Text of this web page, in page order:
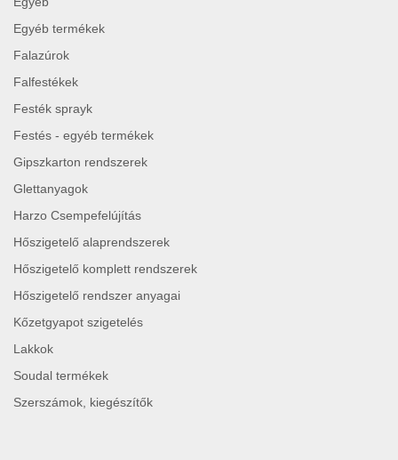
Egyéb termékek
Falazúrok
Falfestékek
Festék sprayk
Festés - egyéb termékek
Gipszkarton rendszerek
Glettanyagok
Harzo Csempefelújítás
Hőszigetelő alaprendszerek
Hőszigetelő komplett rendszerek
Hőszigetelő rendszer anyagai
Kőzetgyapot szigetelés
Lakkok
Soudal termékek
Szerszámok, kiegészítők